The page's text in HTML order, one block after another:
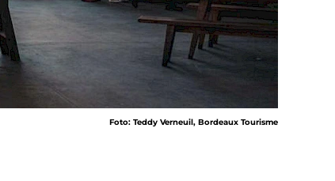
Foto: Teddy Verneuil, Bordeaux Tourisme